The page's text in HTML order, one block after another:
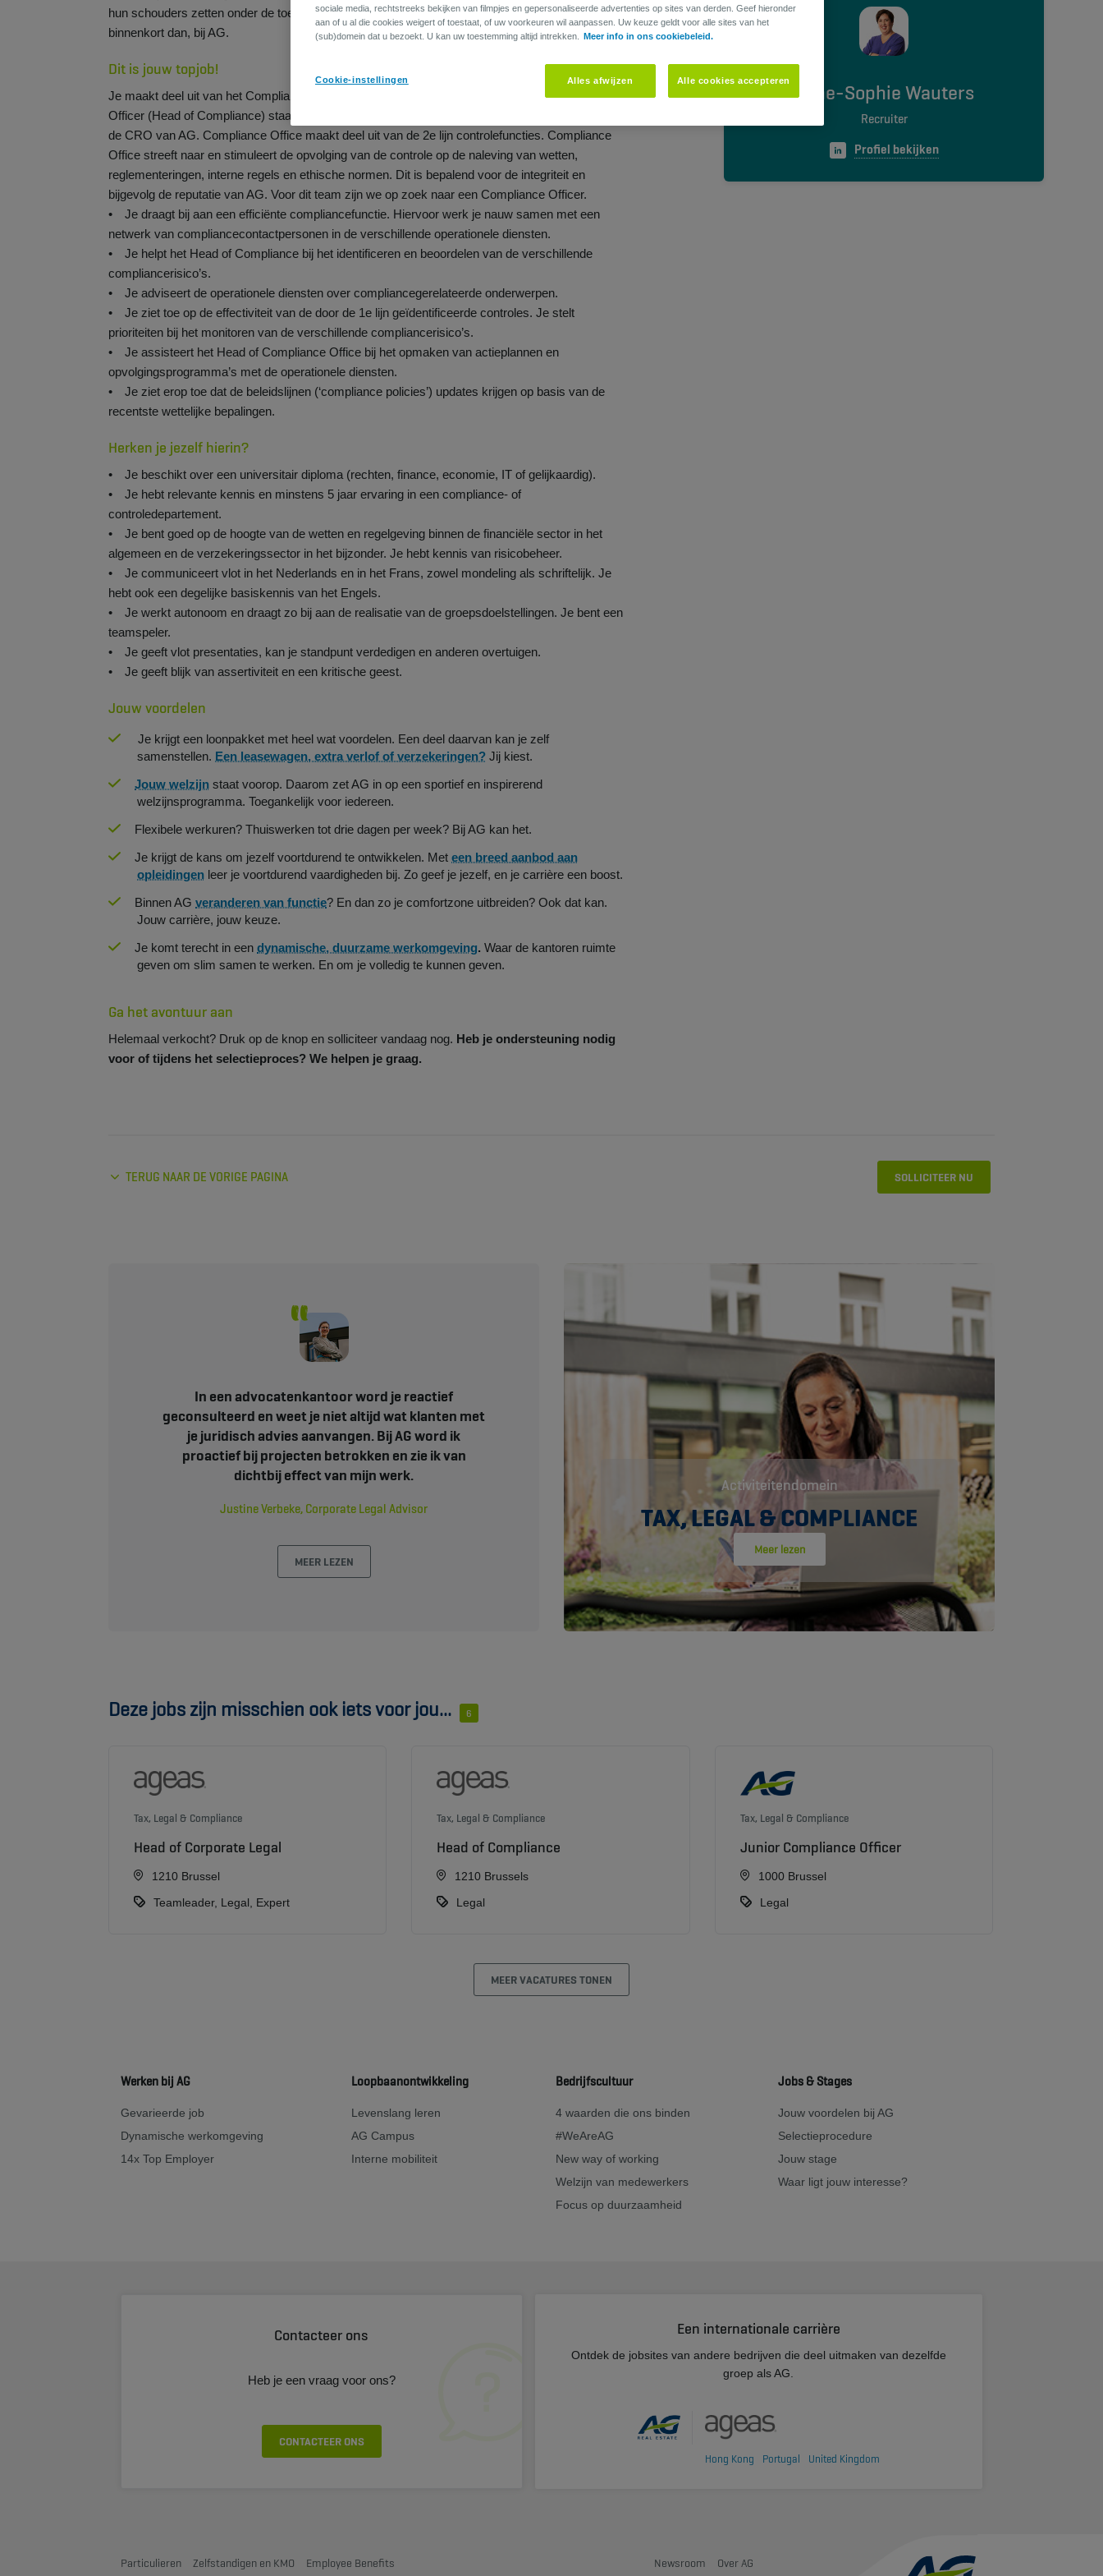
hun schouders zetten onder de toekomst. Jij bent een durver die de klant écht centraal zet? Tot
binnenkort dan, bij AG.
Dit is jouw topjob!
Je maakt deel uit van het Compliance Office. De door de toezichthouder erkende Compliance
Officer (Head of Compliance) staat aan het hoofd van het Compliance Office en rapporteert aan
de CRO van AG. Compliance Office maakt deel uit van de 2e lijn controlefuncties. Compliance
Office streeft naar en stimuleert de opvolging van de controle op de naleving van wetten,
reglementeringen, interne regels en ethische normen. Dit is bepalend voor de integriteit en
bijgevolg de reputatie van AG. Voor dit team zijn we op zoek naar een Compliance Officer.
• Je draagt bij aan een efficiënte compliancefunctie. Hiervoor werk je nauw samen met een
netwerk van compliancecontactpersonen in de verschillende operationele diensten.
• Je helpt het Head of Compliance bij het identificeren en beoordelen van de verschillende
compliancerisico’s.
• Je adviseert de operationele diensten over compliancegerelateerde onderwerpen.
• Je ziet toe op de effectiviteit van de door de 1e lijn geïdentificeerde controles. Je stelt
prioriteiten bij het monitoren van de verschillende compliancerisico’s.
• Je assisteert het Head of Compliance Office bij het opmaken van actieplannen en
opvolgingsprogramma’s met de operationele diensten.
• Je ziet erop toe dat de beleidslijnen (‘compliance policies’) updates krijgen op basis van de
recentste wettelijke bepalingen.
Herken je jezelf hierin?
• Je beschikt over een universitair diploma (rechten, finance, economie, IT of gelijkaardig).
• Je hebt relevante kennis en minstens 5 jaar ervaring in een compliance- of
controledepartement.
• Je bent goed op de hoogte van de wetten en regelgeving binnen de financiële sector in het
algemeen en de verzekeringssector in het bijzonder. Je hebt kennis van risicobeheer.
• Je communiceert vlot in het Nederlands en in het Frans, zowel mondeling als schriftelijk. Je
hebt ook een degelijke basiskennis van het Engels.
• Je werkt autonoom en draagt zo bij aan de realisatie van de groepsdoelstellingen. Je bent een
teamspeler.
• Je geeft vlot presentaties, kan je standpunt verdedigen en anderen overtuigen.
• Je geeft blijk van assertiviteit en een kritische geest.
Jouw voordelen
Je krijgt een loonpakket met heel wat voordelen. Een deel daarvan kan je zelf
samenstellen. Een leasewagen, extra verlof of verzekeringen? Jij kiest.
Jouw welzijn staat voorop. Daarom zet AG in op een sportief en inspirerend
welzijnsprogramma. Toegankelijk voor iedereen.
Flexibele werkuren? Thuiswerken tot drie dagen per week? Bij AG kan het.
Je krijgt de kans om jezelf voortdurend te ontwikkelen. Met een breed aanbod aan
opleidingen leer je voortdurend vaardigheden bij. Zo geef je jezelf, en je carrière een boost.
Binnen AG veranderen van functie? En dan zo je comfortzone uitbreiden? Ook dat kan.
Jouw carrière, jouw keuze.
Je komt terecht in een dynamische, duurzame werkomgeving. Waar de kantoren ruimte
geven om slim samen te werken. En om je volledig te kunnen geven.
Ga het avontuur aan
Helemaal verkocht? Druk op de knop en solliciteer vandaag nog. Heb je ondersteuning nodig
voor of tijdens het selectieproces? We helpen je graag.
Anne-Sophie Wauters
Recruiter
Profiel bekijken
TERUG NAAR DE VORIGE PAGINA SOLLICITEER NU
In een advocatenkantoor word je reactief
geconsulteerd en weet je niet altijd wat klanten met
je juridisch advies aanvangen. Bij AG word ik
proactief bij projecten betrokken en zie ik van
dichtbij effect van mijn werk.
Justine Verbeke, Corporate Legal Advisor
MEER LEZEN
Activiteitendomein
TAX, LEGAL & COMPLIANCE
Meer lezen
Deze jobs zijn misschien ook iets voor jou... 6
Tax, Legal & Compliance
Head of Corporate Legal
1210 Brussel
Teamleader, Legal, Expert
Tax, Legal & Compliance
Head of Compliance
1210 Brussels
Legal
Tax, Legal & Compliance
Junior Compliance Officer
1000 Brussel
Legal
MEER VACATURES TONEN
Werken bij AG
Gevarieerde job
Dynamische werkomgeving
14x Top Employer
Loopbaanontwikkeling
Levenslang leren
AG Campus
Interne mobiliteit
Bedrijfscultuur
4 waarden die ons binden
#WeAreAG
New way of working
Welzijn van medewerkers
Focus op duurzaamheid
Jobs & Stages
Jouw voordelen bij AG
Selectieprocedure
Jouw stage
Waar ligt jouw interesse?
Contacteer ons
Heb je een vraag voor ons?
CONTACTEER ONS
Een internationale carrière
Ontdek de jobsites van andere bedrijven die deel uitmaken van dezelfde
groep als AG.
Hong Kong Portugal United Kingdom
Particulieren Zelfstandigen en KMO Employee Benefits Newsroom Over AG
sociale media, rechtstreeks bekijken van filmpjes en gepersonaliseerde advertenties op sites van derden. Geef hieronder
aan of u al die cookies weigert of toestaat, of uw voorkeuren wil aanpassen. Uw keuze geldt voor alle sites van het
(sub)domein dat u bezoekt. U kan uw toestemming altijd intrekken.
Meer info in ons cookiebeleid.
Cookie-instellingen Alles afwijzen Alle cookies accepteren